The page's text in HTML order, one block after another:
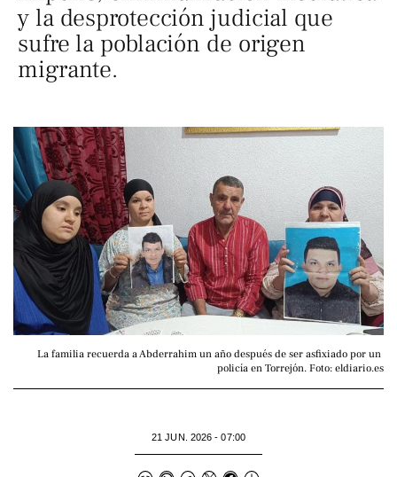
y la desprotección judicial que
sufre la población de origen
migrante.
La familia recuerda a Abderrahim un año después de ser asfixiado por un
policía en Torrejón. Foto: eldiario.es
21 JUN. 2026 - 07:00